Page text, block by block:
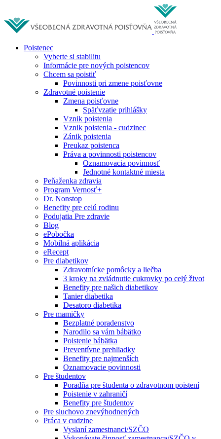
Poistenec
Vyberte si stabilitu
Informácie pre nových poistencov
Chcem sa poistiť
Povinnosti pri zmene poisťovne
Zdravotné poistenie
Zmena poisťovne
Späťvzatie prihlášky
Vznik poistenia
Vznik poistenia - cudzinec
Zánik poistenia
Preukaz poistenca
Práva a povinnosti poistencov
Oznamovacia povinnosť
Jednotné kontaktné miesta
Peňaženka zdravia
Program Vernosť+
Dr. Nonstop
Benefity pre celú rodinu
Podujatia Pre zdravie
Blog
ePobočka
Mobilná aplikácia
eRecept
Pre diabetikov
Zdravotnícke pomôcky a liečba
3 kroky na zvládnutie cukrovky po celý život
Benefity pre našich diabetikov
Tanier diabetika
Desatoro diabetika
Pre mamičky
Bezplatné poradenstvo
Narodilo sa vám bábätko
Poistenie bábätka
Preventívne prehliadky
Benefity pre najmenších
Oznamovacie povinnosti
Pre študentov
Poradňa pre študenta o zdravotnom poistení
Poistenie v zahraničí
Benefity pre študentov
Pre sluchovo znevýhodnených
Práca v cudzine
Vyslaní zamestnanci/SZČO